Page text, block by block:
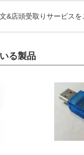
&店頭受取りサービスを
る製品